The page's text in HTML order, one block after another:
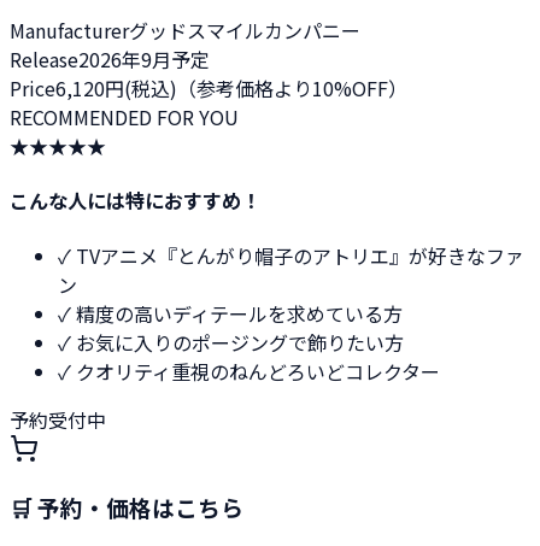
Manufacturerグッドスマイルカンパニー
Release2026年9月予定
Price6,120円(税込)（参考価格より10%OFF）
RECOMMENDED FOR YOU
★★★★★
こんな人には特におすすめ！
✓ TVアニメ『とんがり帽子のアトリエ』 が好きなファ
ン
✓精度の高いディテールを求めている方
✓ お気に入りのポージングで飾りたい方
✓ クオリティ重視のねんどろいどコレクター
予約受付中
🛒 予約・価格はこちら